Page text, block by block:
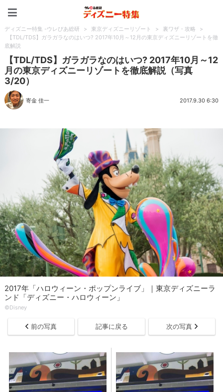
ディズニー特集 -ウレぴあ総研 > 東京ディズニーリゾート > 裏ワザ・攻略
>
【TDL/TDS】ガラガラなのはいつ? 2017年10月～12月の東京ディズニーリゾートを徹
底解説
【TDL/TDS】ガラガラなのはいつ? 2017年10月～12
月の東京ディズニーリゾートを徹底解説（写真
3/20）
寄金 佳一 2017.9.30 6:30
2017年「ハロウィーン・ポップンライブ」｜東京ディズニーラ
ンド「ディズニー・ハロウィーン」
©Disney
前の写真 記事に戻る 次の写真